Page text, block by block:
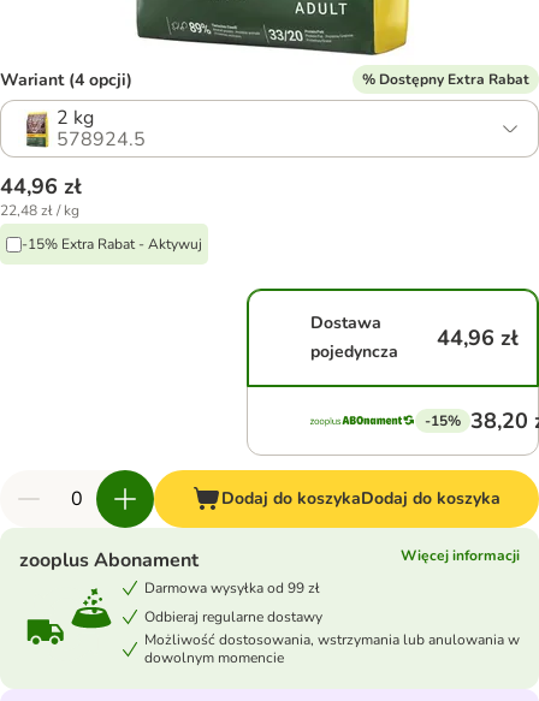
Wariant (4 opcji) % Dostępny Extra Rabat
2 kg
578924.5
44,96 zł
22,48 zł / kg
-15% Extra Rabat - Aktywuj
Dostawa
pojedyncza
44,96 zł
-15% 38,20
Dodaj do koszykaDodaj do koszyka
zooplus Abonament
Więcej informacji
Darmowa wysyłka od 99 zł
Odbieraj regularne dostawy
Możliwość dostosowania, wstrzymania lub anulowania w
dowolnym momencie